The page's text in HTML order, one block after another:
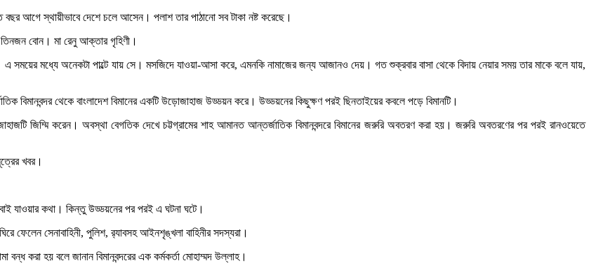
আগে স্থায়ীভাবে দেশে চলে আসেন। পলাশ তার পাঠানো সব টাকা নষ্ট করেছে।
তিনজন বোন। মা রেনু আক্তার গৃহিণী।
মধ্যে অনেকটা পাল্টে যায় সে। মসজিদে যাওয়া-আসা করে, এমনকি নামাজের জন্য আজানও দেয়। গত শুক্রবার বাসা থেকে বিদায় নেয়ার সময় তার মাকে বলে যায়,
বিমানবন্দর থেকে বাংলাদেশ বিমানের একটি উড়োজাহাজ উড্ডয়ন করে। উড্ডয়নের কিছুক্ষণ পরই ছিনতাইয়ের কবলে পড়ে বিমানটি।
জিম্মি করেন। অবস্থা বেগতিক দেখে চট্টগ্রামের শাহ আমানত আন্তর্জাতিক বিমানবন্দরে বিমানের জরুরি অবতরণ করা হয়। জরুরি অবতরণের পর পরই রানওয়েতে
খবর।
যাওয়ার কথা। কিন্তু উড্ডয়নের পর পরই এ ঘটনা ঘটে।
ফেলেন সেনাবাহিনী, পুলিশ, র‌্যাবসহ আইনশৃঙ্খলা বাহিনীর সদস্যরা।
বন্ধ করা হয় বলে জানান বিমানবন্দরের এক কর্মকর্তা মোহাম্মদ উল্লাহ।